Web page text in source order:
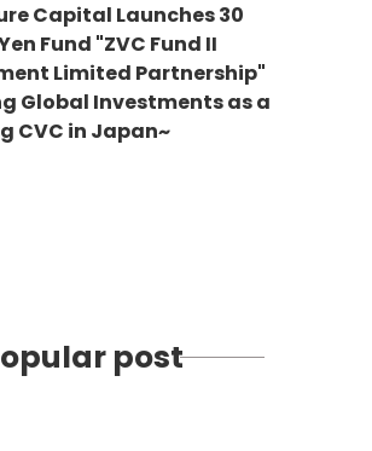
Capital Launches 30
Fund "ZVC Fund II
Limited Partnership"
Global Investments as a
CVC in Japan~
post